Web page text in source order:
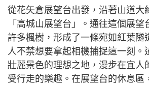
從花矢倉展望台出發，沿著山道大
「高城山展望台」。通往這個展
許多楓樹，形成了一條宛如紅葉隧
人不禁想要拿起相機捕捉這一刻。
壯麗景色的理想之地，漫步在宜人
受行走的樂趣。在展望台的休息區